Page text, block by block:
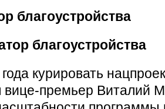
благоустройства
благоустройства
курировать
вице-премьер Виталий